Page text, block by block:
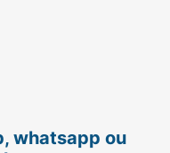
whatsapp ou